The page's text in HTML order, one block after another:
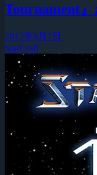
Tournament
2017年9月7日
StarCraft